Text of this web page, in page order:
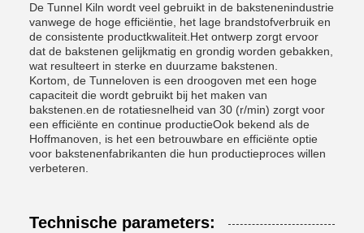
De Tunnel Kiln wordt veel gebruikt in de bakstenenindustrie
vanwege de hoge efficiëntie, het lage brandstofverbruik en
de consistente productkwaliteit.Het ontwerp zorgt ervoor
dat de bakstenen gelijkmatig en grondig worden gebakken,
wat resulteert in sterke en duurzame bakstenen.
Kortom, de Tunneloven is een droogoven met een hoge
capaciteit die wordt gebruikt bij het maken van
bakstenen.en de rotatiesnelheid van 30 (r/min) zorgt voor
een efficiënte en continue productieOok bekend als de
Hoffmanoven, is het een betrouwbare en efficiënte optie
voor bakstenenfabrikanten die hun productieproces willen
verbeteren.
Technische parameters: